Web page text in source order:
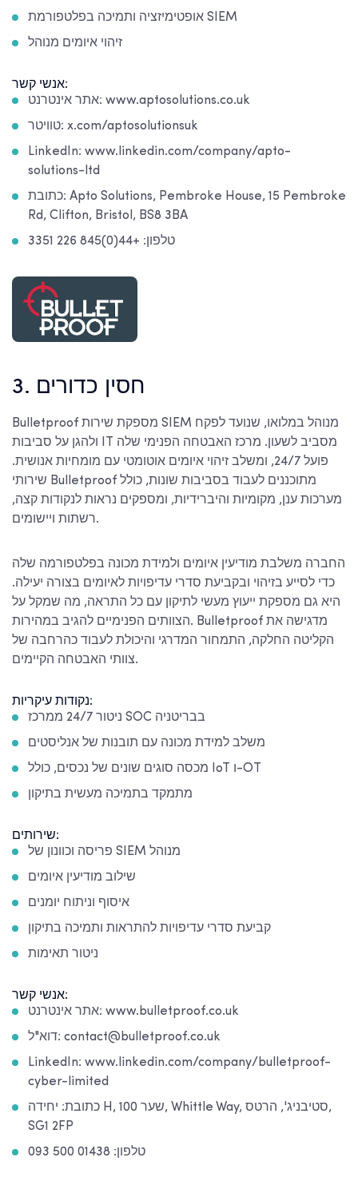
אופטימיזציה ותמיכה בפלטפורמת SIEM
זיהוי איומים מנוהל
אנשי קשר:
אתר אינטרנט: www.aptosolutions.co.uk
טוויטר: x.com/aptosolutionsuk
LinkedIn: www.linkedin.com/company/apto-
solutions-ltd
כתובת: Apto Solutions, Pembroke House, 15 Pembroke
Rd, Clifton, Bristol, BS8 3BA
טלפון: +44(0)845 226 3351
3. חסין כדורים
Bulletproof מספקת שירות SIEM מנוהל במלואו, שנועד לפקח
ולהגן על סביבות IT מסביב לשעון. מרכז האבטחה הפנימי שלה
פועל 24/7, ומשלב זיהוי איומים אוטומטי עם מומחיות אנושית.
שירותי Bulletproof מתוכננים לעבוד בסביבות שונות, כולל
מערכות ענן, מקומיות והיברידיות, ומספקים נראות לנקודות קצה,
רשתות ויישומים.
החברה משלבת מודיעין איומים ולמידת מכונה בפלטפורמה שלה
כדי לסייע בזיהוי ובקביעת סדרי עדיפויות לאיומים בצורה יעילה.
היא גם מספקת ייעוץ מעשי לתיקון עם כל התראה, מה שמקל על
הצוותים הפנימיים להגיב במהירות. Bulletproof מדגישה את
הקליטה החלקה, התמחור המדרגי והיכולת לעבוד כהרחבה של
צוותי האבטחה הקיימים.
נקודות עיקריות:
ניטור 24/7 ממרכז SOC בבריטניה
משלב למידת מכונה עם תובנות של אנליסטים
מכסה סוגים שונים של נכסים, כולל IoT ו-OT
מתמקד בתמיכה מעשית בתיקון
שירותים:
פריסה וכוונון של SIEM מנוהל
שילוב מודיעין איומים
איסוף וניתוח יומנים
קביעת סדרי עדיפויות להתראות ותמיכה בתיקון
ניטור תאימות
אנשי קשר:
אתר אינטרנט: www.bulletproof.co.uk
דוא"ל: contact@bulletproof.co.uk
LinkedIn: www.linkedin.com/company/bulletproof-
cyber-limited
כתובת: יחידה H, שער 100, Whittle Way, סטיבניג', הרטס,
SG1 2FP
טלפון: 01438 500 093